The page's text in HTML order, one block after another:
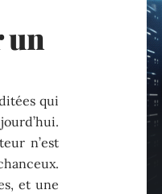
un
qui
n’est
et une